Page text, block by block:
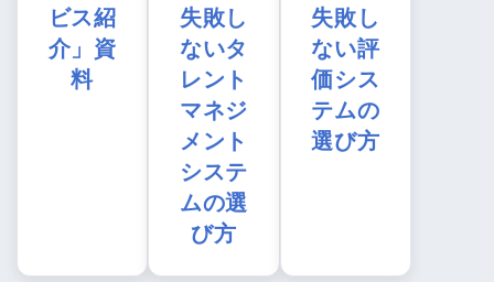
ビス紹
介」資
料
失敗し
ないタ
レント
マネジ
メント
システ
ムの選
び方
失敗し
ない評
価シス
テムの
選び方